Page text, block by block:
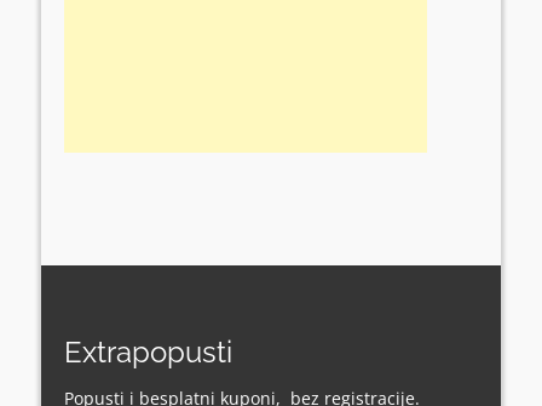
Extrapopusti
Popusti i besplatni kuponi, bez registracije.